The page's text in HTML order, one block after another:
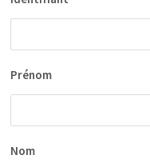
Prénom
Nom